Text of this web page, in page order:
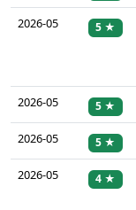
2026-05 5 ★
2026-05 5 ★
2026-05 5 ★
2026-05 4 ★